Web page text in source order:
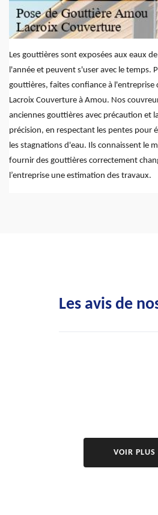
Les gouttières sont exposées aux eaux
l'année et peuvent s'user avec le temps.
gouttières, faites confiance à
Lacroix Couverture à Amou. Nos
anciennes gouttières avec précaution et
précision, en respectant les pentes pour
les stagnations d'eau. Ils connaissent le
fournir des gouttières correctement
l’entreprise une estimation des travaux.
Les avis de
VOIR PLUS